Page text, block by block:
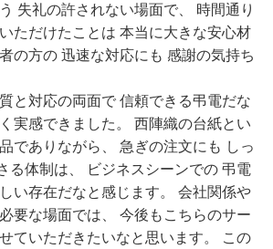
失礼の許されない場面で、 時間通り
ただけたことは 本当に大きな安心材
の方の 迅速な対応にも 感謝の気持ち
と対応の両面で 信頼できる弔電だな
実感できました。 西陣織の台紙とい
でありながら、 急ぎの注文にも しっ
る体制は、 ビジネスシーンでの 弔電
い存在だなと感じます。 会社関係や
要な場面では、 今後もこちらのサー
ていただきたいなと思います。 この